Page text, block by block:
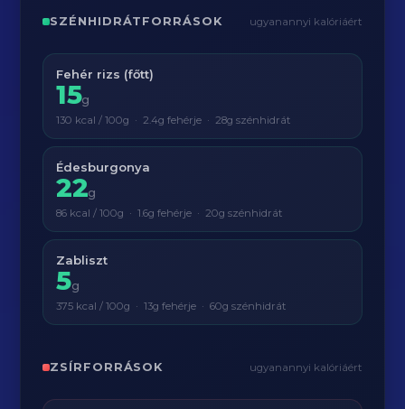
SZÉNHIDRÁTFORRÁSOK ugyanannyi kalóriáért
Fehér rizs (főtt)
15g
130 kcal / 100g · 2.4g fehérje · 28g szénhidrát
Édesburgonya
22g
86 kcal / 100g · 1.6g fehérje · 20g szénhidrát
Zabliszt
5g
375 kcal / 100g · 13g fehérje · 60g szénhidrát
ZSÍRFORRÁSOK ugyanannyi kalóriáért